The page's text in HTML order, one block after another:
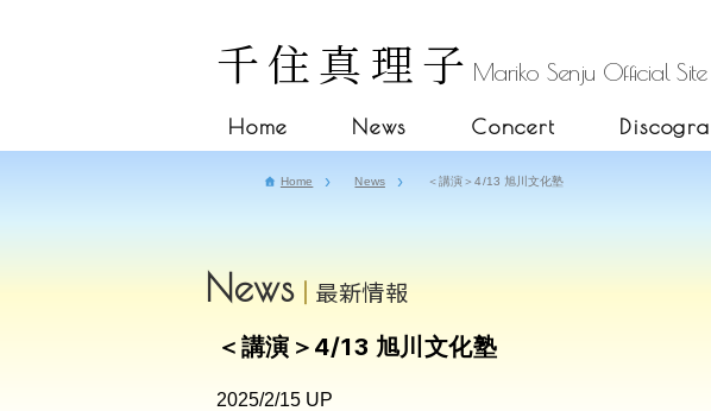
千住真理子 Mariko Senju Official Site
Home News Concert
Home News ＜講演＞4/13 旭川文化塾
News 最新情報
＜講演＞4/13 旭川文化塾
2025/2/15 UP